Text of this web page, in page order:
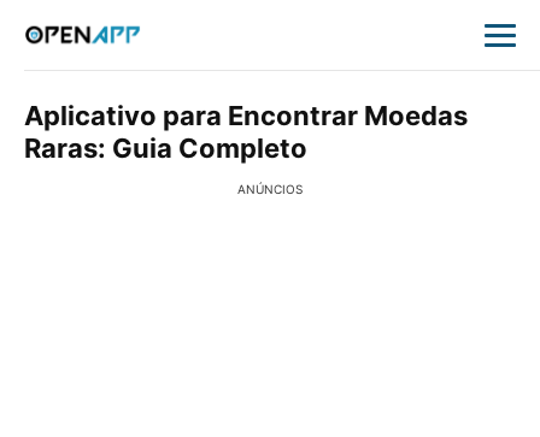
Aplicativo para Encontrar Moedas
Raras: Guia Completo
ANÚNCIOS